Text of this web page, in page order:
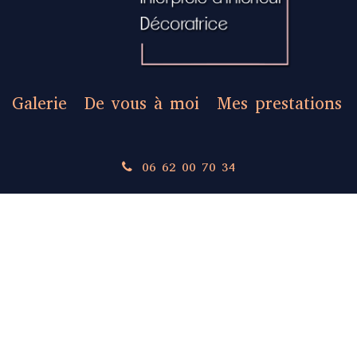
Galerie De vous à moi Mes prestations
06 62 00 70 34